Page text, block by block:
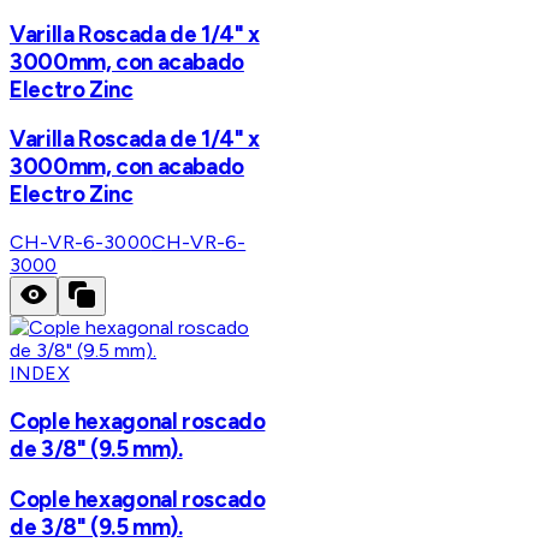
Varilla Roscada de 1/4" x
3000mm, con acabado
Electro Zinc
Varilla Roscada de 1/4" x
3000mm, con acabado
Electro Zinc
CH-VR-6-3000CH-VR-6-
3000
INDEX
Cople hexagonal roscado
de 3/8" (9.5 mm).
Cople hexagonal roscado
de 3/8" (9.5 mm).